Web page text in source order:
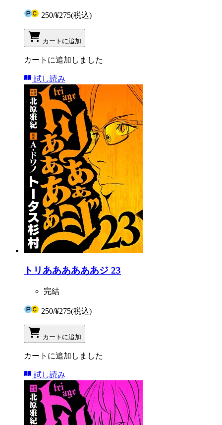
250/¥275(税込)
カートに追加
カートに追加しました
試し読み
トリああああああジ 23
完結
250/¥275(税込)
カートに追加
カートに追加しました
試し読み